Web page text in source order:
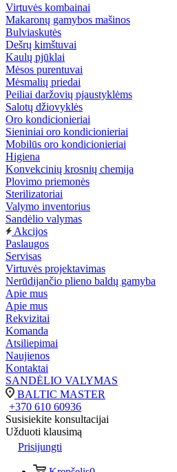
Virtuvės kombainai
Makaronų gamybos mašinos
Bulviaskutės
Dešrų kimštuvai
Kaulų pjūklai
Mėsos purentuvai
Mėsmalių priedai
Peiliai daržovių pjaustyklėms
Salotų džiovyklės
Oro kondicionieriai
Sieniniai oro kondicionieriai
Mobilūs oro kondicionieriai
Higiena
Konvekcinių krosnių chemija
Plovimo priemonės
Sterilizatoriai
Valymo inventorius
Sandėlio valymas
Akcijos
Paslaugos
Servisas
Virtuvės projektavimas
Nerūdijančio plieno baldų gamyba
Apie mus
Apie mus
Rekvizitai
Komanda
Atsiliepimai
Naujienos
Kontaktai
SANDĖLIO VALYMAS
BALTIC MASTER
+370 610 60936
Susisiekite konsultacijai
Užduoti klausimą
Prisijungti